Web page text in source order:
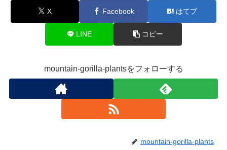
X Facebook はてブ
LINE コピー
mountain-gorilla-plantsをフォローする
mountain-gorilla-plants